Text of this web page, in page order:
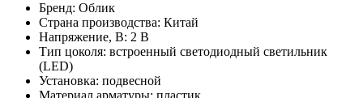
Бренд: Облик
Страна производства: Китай
Напряжение, В: 2 В
Тип цоколя: встроенный светодиодный светильник
(LED)
Установка: подвесной